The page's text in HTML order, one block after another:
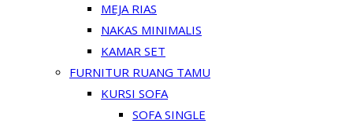
MEJA RIAS
NAKAS MINIMALIS
KAMAR SET
FURNITUR RUANG TAMU
KURSI SOFA
SOFA SINGLE